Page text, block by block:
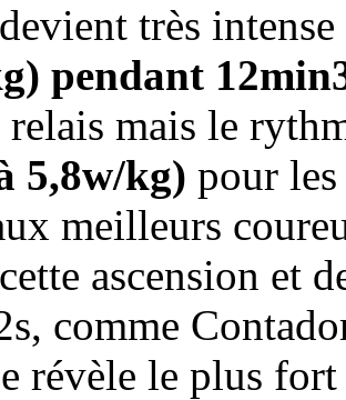
très
pendant
mais le
5,8w/kg) pour
meilleurs
ascension et
comme
révèle le plus